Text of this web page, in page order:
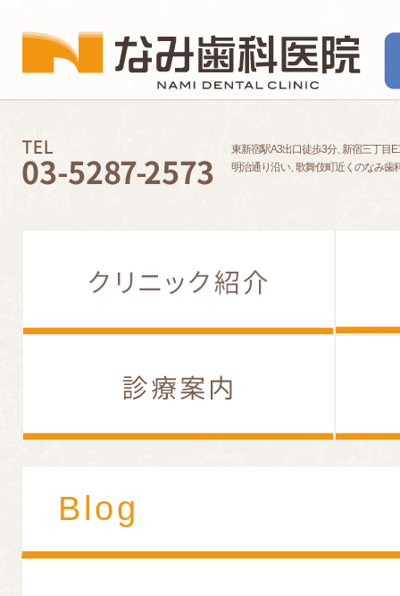
東新宿駅A3出口徒歩3分、 新宿三丁目
明治通り沿い、 歌舞伎町近くのなみ歯
Blog